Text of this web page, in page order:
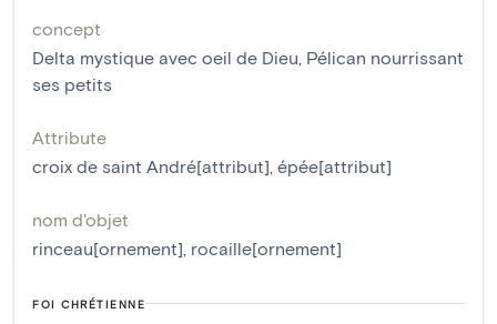
concept
Delta mystique avec oeil de Dieu Pélican nourrissant
ses petits
Attribute
croix de saint André[attribut] épée[attribut]
nom d'objet
rinceau[ornement] rocaille[ornement]
FOI CHRÉTIENNE